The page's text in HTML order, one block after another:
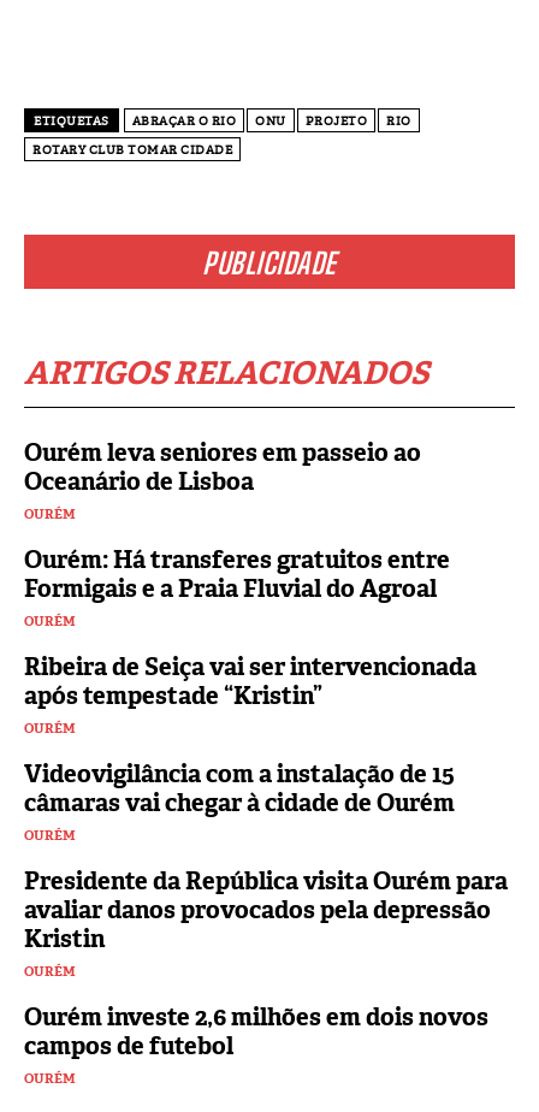
PUBLICIDADE
ARTIGOS RELACIONADOS
Ourém leva seniores em passeio ao
Oceanário de Lisboa
OURÉM
Ourém: Há transferes gratuitos entre
Formigais e a Praia Fluvial do Agroal
OURÉM
Ribeira de Seiça vai ser intervencionada
após tempestade “Kristin”
OURÉM
Videovigilância com a instalação de 15
câmaras vai chegar à cidade de Ourém
OURÉM
Presidente da República visita Ourém para
avaliar danos provocados pela depressão
Kristin
OURÉM
Ourém investe 2,6 milhões em dois novos
campos de futebol
OURÉM
ETIQUETAS ABRAÇAR O RIO ONU PROJETO
RIO
ROTARY CLUB TOMAR CIDADE